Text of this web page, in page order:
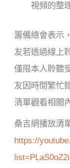
視頻的整
籌備總會表示
友若透過線上
僅限本人聆聽
友因時間繁忙
清單觀看相關
桑吉網播放清
https://